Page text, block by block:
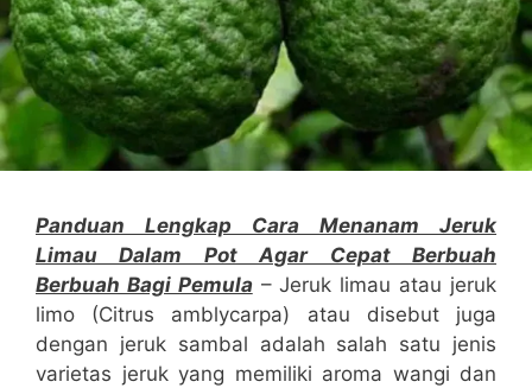
Panduan Lengkap Cara Menanam Jeruk
Limau Dalam Pot Agar Cepat Berbuah
Berbuah Bagi Pemula– Jeruk limau atau jeruk
limo (Citrus amblycarpa) atau disebut juga
dengan jeruk sambal adalah salah satu jenis
varietas jeruk yang memiliki aroma wangi dan